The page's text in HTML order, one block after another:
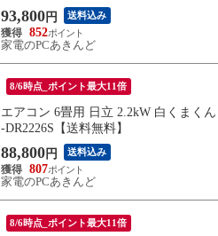
93,800 円 送料込み
852
家電のPCあきんど
8/6時点_ポイント最大11倍
エアコン 6畳用 日立 2.2kW 白くまく
-DR2226S【送料無料】
88,800 円 送料込み
807
家電のPCあきんど
8/6時点_ポイント最大11倍